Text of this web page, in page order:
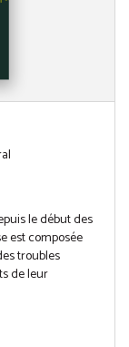
le début des
est composée
troubles
de leur